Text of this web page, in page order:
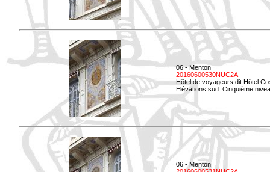
06 - Menton
20160600530NUC2A
Hôtel de voyageurs dit Hôtel
Elévations sud. Cinquième
06 - Menton